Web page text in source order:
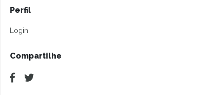
Perfil
Login
Compartilhe